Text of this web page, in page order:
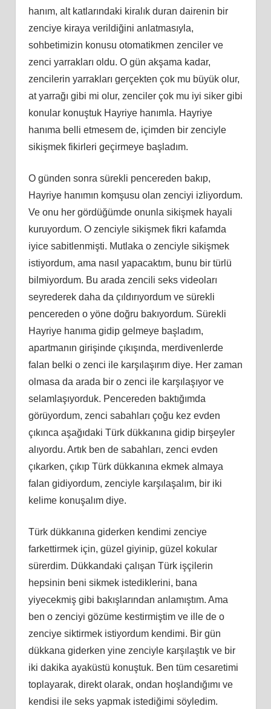
hanım, alt katlarındaki kiralık duran dairenin bir
zenciye kiraya verildiğini anlatmasıyla,
sohbetimizin konusu otomatikmen zenciler ve
zenci yarrakları oldu. O gün akşama kadar,
zencilerin yarrakları gerçekten çok mu büyük olur,
at yarrağı gibi mi olur, zenciler çok mu iyi siker gibi
konular konuştuk Hayriye hanımla. Hayriye
hanıma belli etmesem de, içimden bir zenciyle
sikişmek fikirleri geçirmeye başladım.
O günden sonra sürekli pencereden bakıp,
Hayriye hanımın komşusu olan zenciyi izliyordum.
Ve onu her gördüğümde onunla sikişmek hayali
kuruyordum. O zenciyle sikişmek fikri kafamda
iyice sabitlenmişti. Mutlaka o zenciyle sikişmek
istiyordum, ama nasıl yapacaktım, bunu bir türlü
bilmiyordum. Bu arada zencili seks videoları
seyrederek daha da çıldırıyordum ve sürekli
pencereden o yöne doğru bakıyordum. Sürekli
Hayriye hanıma gidip gelmeye başladım,
apartmanın girişinde çıkışında, merdivenlerde
falan belki o zenci ile karşılaşırım diye. Her zaman
olmasa da arada bir o zenci ile karşılaşıyor ve
selamlaşıyorduk. Pencereden baktığımda
görüyordum, zenci sabahları çoğu kez evden
çıkınca aşağıdaki Türk dükkanına gidip birşeyler
alıyordu. Artık ben de sabahları, zenci evden
çıkarken, çıkıp Türk dükkanına ekmek almaya
falan gidiyordum, zenciyle karşılaşalım, bir iki
kelime konuşalım diye.
Türk dükkanına giderken kendimi zenciye
farkettirmek için, güzel giyinip, güzel kokular
sürerdim. Dükkandaki çalışan Türk işçilerin
hepsinin beni sikmek istediklerini, bana
yiyecekmiş gibi bakışlarından anlamıştım. Ama
ben o zenciyi gözüme kestirmiştim ve ille de o
zenciye siktirmek istiyordum kendimi. Bir gün
dükkana giderken yine zenciyle karşılaştık ve bir
iki dakika ayaküstü konuştuk. Ben tüm cesaretimi
toplayarak, direkt olarak, ondan hoşlandığımı ve
kendisi ile seks yapmak istediğimi söyledim.